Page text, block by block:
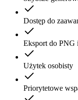
Dostęp do
Eksport do PNG
Użytek osobisty
Priorytetowe